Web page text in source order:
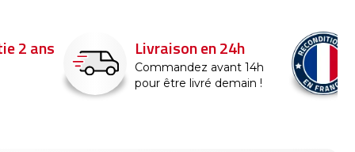
Reconditionné en
France